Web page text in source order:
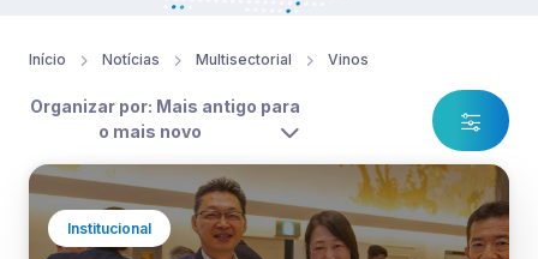
Início Notícias Multisectorial Vinos
Organizar por: Mais antigo para
o mais novo
Institucional